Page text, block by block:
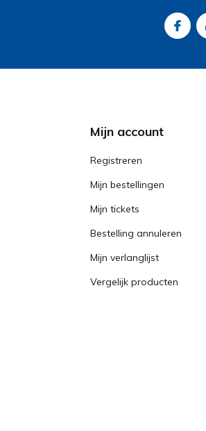
Mijn account
Registreren
Mijn bestellingen
Mijn tickets
Bestelling annuleren
Mijn verlanglijst
Vergelijk producten